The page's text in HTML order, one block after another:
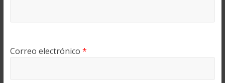
Correo electrónico *